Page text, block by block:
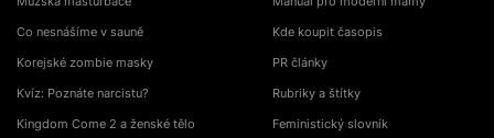
Co nesnášíme v sauně
Korejské zombie masky
Kvíz: Poznáte narcistu?
Kingdom Come 2 a ženské tělo
Kde koupit časopis
PR články
Rubriky a štítky
Feministický slovník